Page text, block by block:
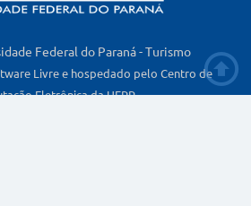
Federal do Paraná - Turismo
Livre e hospedado pelo Centro de
Eletrônica da UFPR